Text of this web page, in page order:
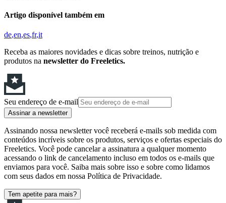
Artigo disponível também em
de en es fr it
Receba as maiores novidades e dicas sobre treinos, nutrição e
produtos na newsletter do Freeletics.
Seu endereço de e-mail
Assinar a newsletter
Assinando nossa newsletter você receberá e-mails sob medida com
conteúdos incríveis sobre os produtos, serviços e ofertas especiais do
Freeletics. Você pode cancelar a assinatura a qualquer momento
acessando o link de cancelamento incluso em todos os e-mails que
enviamos para você. Saiba mais sobre isso e sobre como lidamos
com seus dados em nossa Política de Privacidade.
Tem apetite para mais?